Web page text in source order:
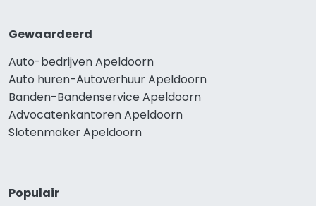
Gewaardeerd
Auto-bedrijven Apeldoorn
Auto huren-Autoverhuur Apeldoorn
Banden-Bandenservice Apeldoorn
Advocatenkantoren Apeldoorn
Slotenmaker Apeldoorn
Populair